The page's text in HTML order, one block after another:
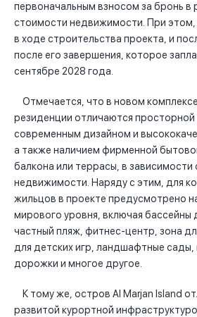
первоначальным взносом за бронь в
стоимости недвижимости. При этом,
в ходе строительства проекта, и
после его завершения, которое
сентябре 2028 года.
Отмечается, что в новом
резиденции отличаются просторной
современным дизайном и
а также наличием фирменной
балкона или террасы, в зависимости
недвижимости. Наряду с этим, для
жильцов в проекте предусмотрено
мирового уровня, включая бассейны
частный пляж, фитнес-центр, зона
для детских игр, ландшафтные
дорожки и многое другое.
К тому же, остров Al Marjan Island
развитой курортной